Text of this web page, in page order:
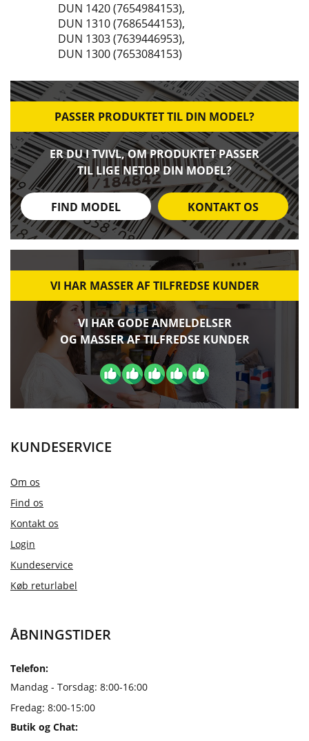
DUN 1420 (7654984153),
DUN 1310 (7686544153),
DUN 1303 (7639446953),
DUN 1300 (7653084153)
PASSER PRODUKTET TIL DIN MODEL?
ER DU I TVIVL, OM PRODUKTET PASSER
TIL LIGE NETOP DIN MODEL?
FIND MODEL KONTAKT OS
VI HAR MASSER AF TILFREDSE KUNDER
VI HAR GODE ANMELDELSER
OG MASSER AF TILFREDSE KUNDER
KUNDESERVICE
Om os
Find os
Kontakt os
Login
Kundeservice
Køb returlabel
ÅBNINGSTIDER
Telefon:
Mandag - Torsdag: 8:00-16:00
Fredag: 8:00-15:00
Butik og Chat: